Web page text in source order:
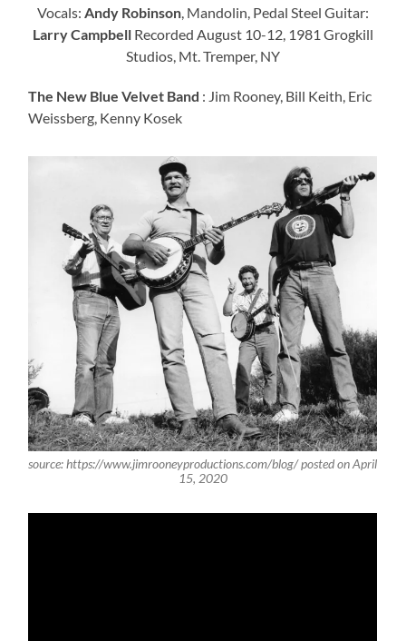
Vocals: Andy Robinson, Mandolin, Pedal Steel Guitar:
Larry CampbellRecorded August 10-12, 1981 Grogkill
Studios, Mt. Tremper, NY
The New Blue Velvet Band : Jim Rooney, Bill Keith, Eric
Weissberg, Kenny Kosek
source: https://www.jimrooneyproductions.com/blog/ posted on April
15, 2020